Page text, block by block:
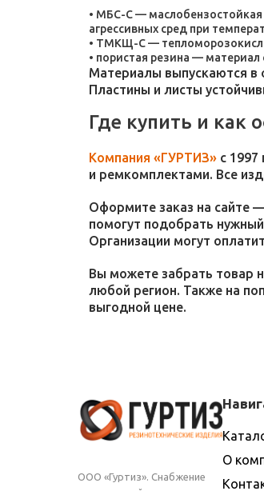
МБС-С — маслобензостойкая
агрессивных сред при
ТМКЩ-С —
пористая резина —
Материалы выпускаются в
Пластины и листы
Где купить и как
Компания «ГУРТИЗ» с
и ремкомплектами. Все
Оформите заказ на сайте
помогут подобрать
Организации могут
Вы можете забрать товар
любой регион. Также на
выгодной цене.
ООО «Гуртиз». Снабжение
О